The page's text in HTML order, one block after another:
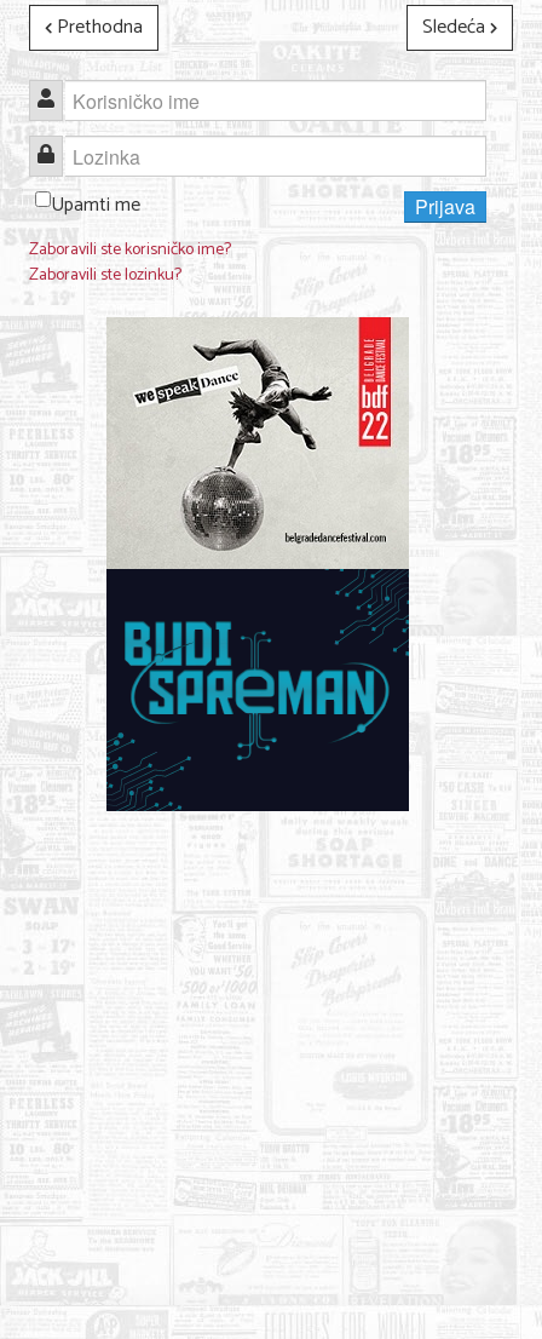
Sport i rekreacija
Zdravlje i medicina
Hobi i razonoda
UPIS FIRMI
MARKETING
KONTAKT
O NAMA
Prethodna
Sledeća
Korisničko ime
Lozinka
Upamti me
Prijava
Zaboravili ste korisničko ime?
Zaboravili ste lozinku?